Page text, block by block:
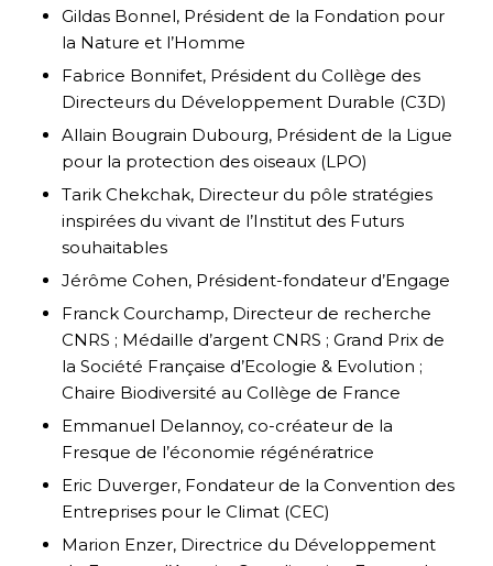
Gildas Bonnel, Président de la Fondation pour
la Nature et l’Homme
Fabrice Bonnifet, Président du Collège des
Directeurs du Développement Durable (C3D)
Allain Bougrain Dubourg, Président de la Ligue
pour la protection des oiseaux (LPO)
Tarik Chekchak, Directeur du pôle stratégies
inspirées du vivant de l’Institut des Futurs
souhaitables
Jérôme Cohen, Président-fondateur d’Engage
Franck Courchamp, Directeur de recherche
CNRS ; Médaille d’argent CNRS ; Grand Prix de
la Société Française d’Ecologie & Evolution ;
Chaire Biodiversité au Collège de France
Emmanuel Delannoy, co-créateur de la
Fresque de l’économie régénératrice
Eric Duverger, Fondateur de la Convention des
Entreprises pour le Climat (CEC)
Marion Enzer, Directrice du Développement